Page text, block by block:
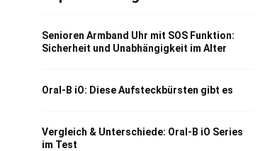
Senioren Armband Uhr mit SOS Funktion:
Sicherheit und Unabhängigkeit im Alter
Oral-B iO: Diese Aufsteckbürsten gibt es
Vergleich & Unterschiede: Oral-B iO Series
im Test